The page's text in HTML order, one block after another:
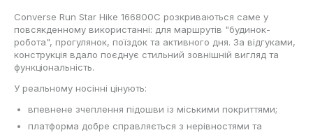
Converse Run Star Hike 166800C розкриваються саме у
повсякденному використанні: для маршрутів "будинок-
робота", прогулянок, поїздок та активного дня. За відгуками,
конструкція вдало поєднує стильний зовнішній вигляд та
функціональність.
У реальному носінні цінують:
впевнене зчеплення підошви із міськими покриттями;
платформа добре справляється з нерівностями та